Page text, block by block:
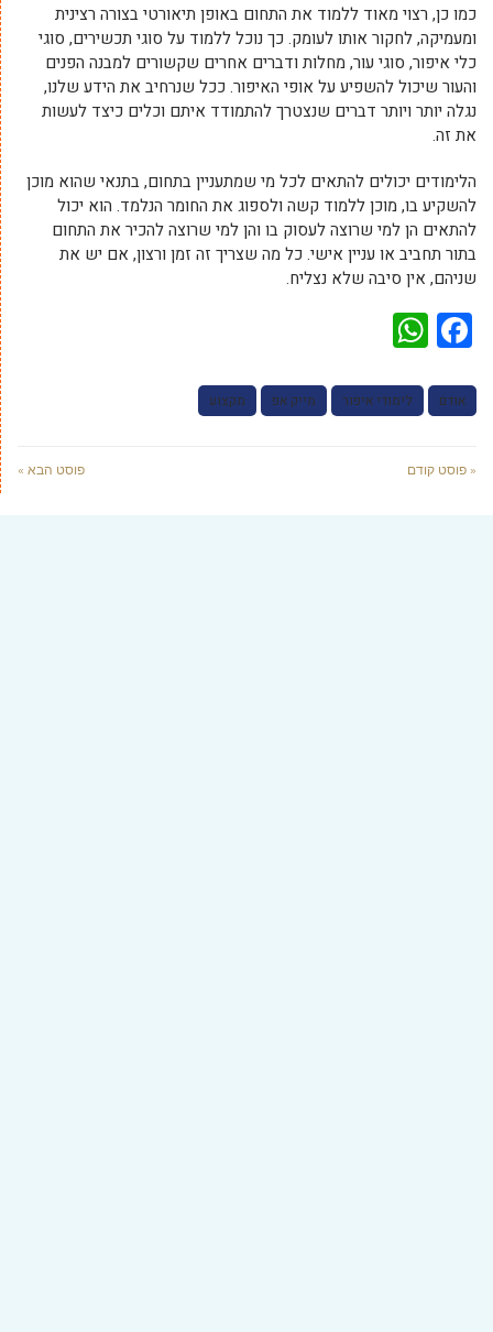
כמו כן, רצוי מאוד ללמוד את התחום באופן תיאורטי בצורה רצינית
ומעמיקה, לחקור אותו לעומק. כך נוכל ללמוד על סוגי תכשירים, סוגי
כלי איפור, סוגי עור, מחלות ודברים אחרים שקשורים למבנה הפנים
והעור שיכול להשפיע על אופי האיפור. ככל שנרחיב את הידע שלנו,
נגלה יותר ויותר דברים שנצטרך להתמודד איתם וכלים כיצד לעשות
את זה.
הלימודים יכולים להתאים לכל מי שמתעניין בתחום, בתנאי שהוא מוכן
להשקיע בו, מוכן ללמוד קשה ולספוג את החומר הנלמד. הוא יכול
להתאים הן למי שרוצה לעסוק בו והן למי שרוצה להכיר את התחום
בתור תחביב או עניין אישי. כל מה שצריך זה זמן ורצון, אם יש את
שניהם, אין סיבה שלא נצליח.
Facebook
אודם לימודי איפור מייק אפ מקצוע
« פוסט קודם פוסט הבא »